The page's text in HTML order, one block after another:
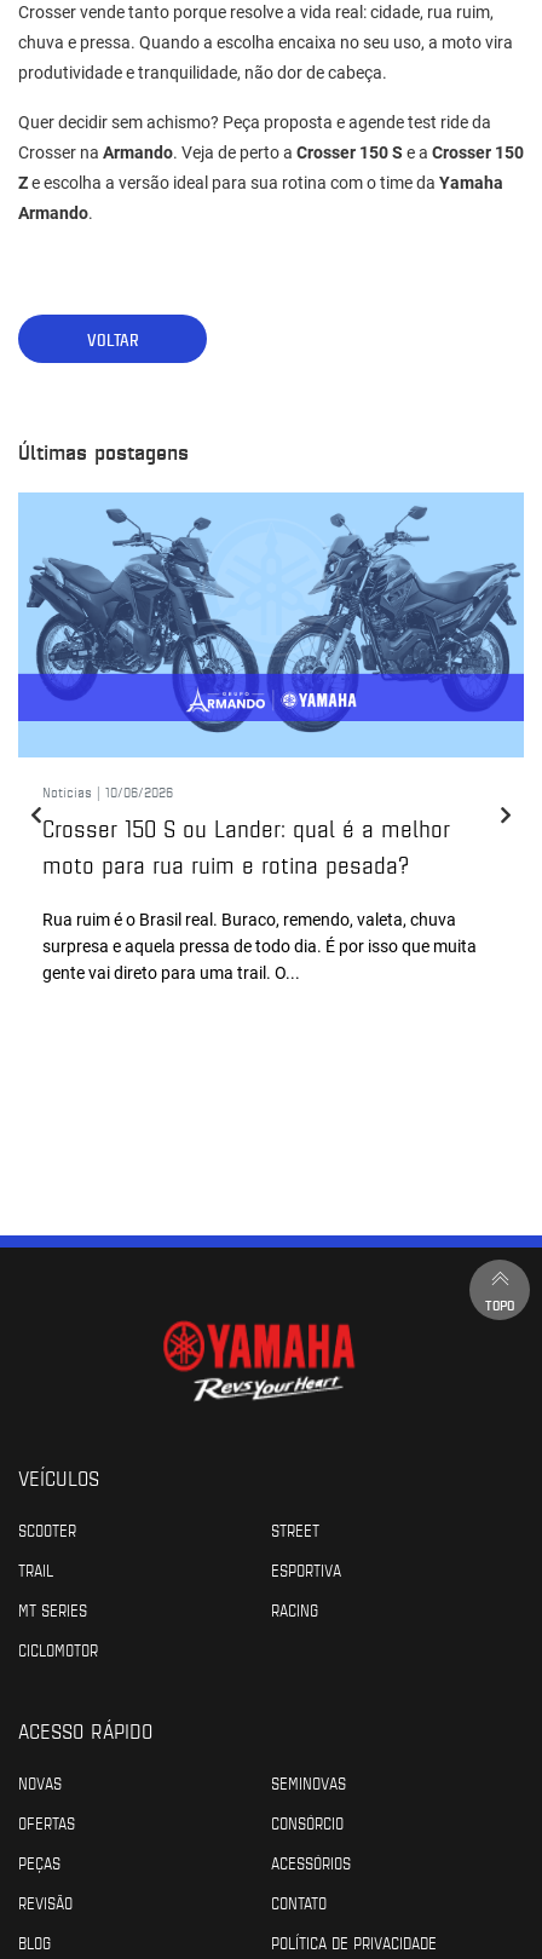
Crosser vende tanto porque resolve a vida real: cidade, rua ruim,
chuva e pressa. Quando a escolha encaixa no seu uso, a moto vira
produtividade e tranquilidade, não dor de cabeça.
Quer decidir sem achismo? Peça proposta e agende test ride da
Crosser na Armando. Veja de perto a Crosser 150 S e a Crosser 150
Ze escolha a versão ideal para sua rotina com o time da Yamaha
Armando.
VOLTAR
Últimas postagens
Notícias | 10/06/2026
Crosser 150 S ou Lander: qual é a melhor
moto para rua ruim e rotina pesada?
Rua ruim é o Brasil real. Buraco, remendo, valeta, chuva
surpresa e aquela pressa de todo dia. É por isso que muita
gente vai direto para uma trail. O...
TOPO
VEÍCULOS
SCOOTER
STREET
TRAIL
ESPORTIVA
MT SERIES
RACING
CICLOMOTOR
ACESSO RÁPIDO
NOVAS
SEMINOVAS
OFERTAS
CONSÓRCIO
PEÇAS
ACESSÓRIOS
REVISÃO
CONTATO
BLOG
POLÍTICA DE PRIVACIDADE